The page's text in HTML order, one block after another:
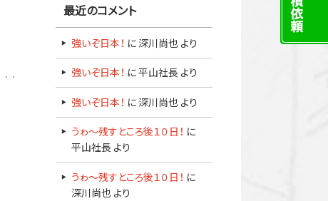
最近のコメント
強いぞ日本！ に 深川尚也 より
強いぞ日本！ に平山社長 より
強いぞ日本！ に 深川尚也 より
うゎ～残すところ後１０日！ に
平山社長 より
うゎ～残すところ後１０日！ に
深川尚也 より